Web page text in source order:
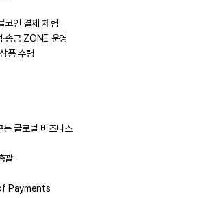
코인 결제 체험
·송금 ZONE 운영
품 수령
글로벌 비즈니스
괄
Payments